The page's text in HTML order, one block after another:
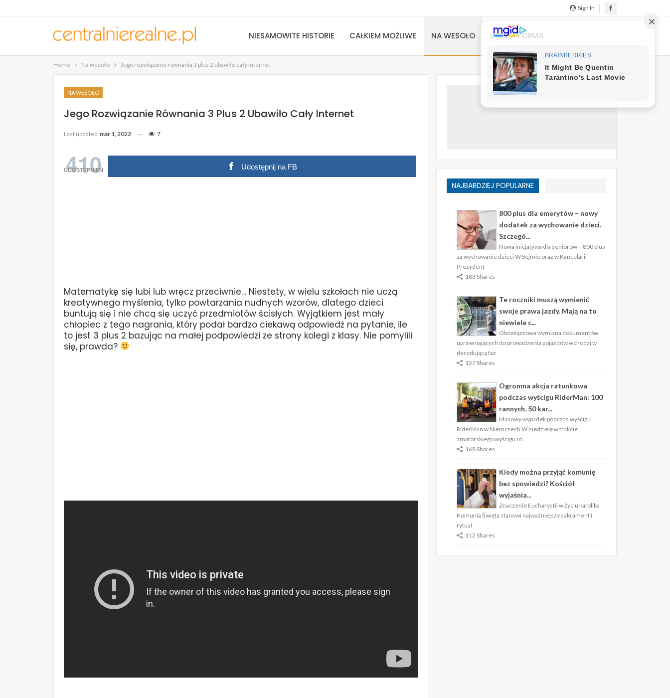
Sign In
NIESAMOWITE HISTORIE CAŁKIEM MOŻLIWE NA WESOŁO DOBRA FORMA
Home Na wesoło Jego rozwiązanie równania 3 plus 2 ubawiło cały Internet
NA WESOŁO
Jego Rozwiązanie Równania 3 Plus 2 Ubawiło Cały Internet
Last updated mar 1, 2022 7
410
UDOSTĘPNIEŃ Udostępnij na FB
Matematykę się lubi lub wręcz przeciwnie… Niestety, w wielu szkołach nie uczą
kreatywnego myślenia, tylko powtarzania nudnych wzorów, dlatego dzieci
buntują się i nie chcą się uczyć przedmiotów ścisłych. Wyjątkiem jest mały
chłopiec z tego nagrania, który podał bardzo ciekawą odpowiedź na pytanie, ile
to jest 3 plus 2 bazując na małej podpowiedzi ze strony kolegi z klasy. Nie pomylili
się, prawda?
NAJBARDZIEJ POPULARNE
800 plus dla emerytów – nowy
dodatek za wychowanie dzieci.
Szczegó...
Nowa inicjatywa dla seniorów – 800 plus
za wychowanie dzieci W Sejmie oraz w Kancelarii
Prezydent
183 Shares
Te roczniki muszą wymienić
swoje prawa jazdy. Mają na to
niewiele c...
Obowiązkowa wymiana dokumentów
uprawniających do prowadzenia pojazdów wchodzi w
decydującą faz
157 Shares
Ogromna akcja ratunkowa
podczas wyścigu RiderMan: 100
rannych, 50 kar...
Masowy wypadek podczas wyścigu
RiderMan w Niemczech W niedzielę w trakcie
amatorskiego wyścigu ro
168 Shares
Kiedy można przyjąć komunię
bez spowiedzi? Kościół
wyjaśnia...
Znaczenie Eucharystii w życiu katolika
Komunia Święta stanowi najważniejszy sakrament i
rytuał
112 Shares